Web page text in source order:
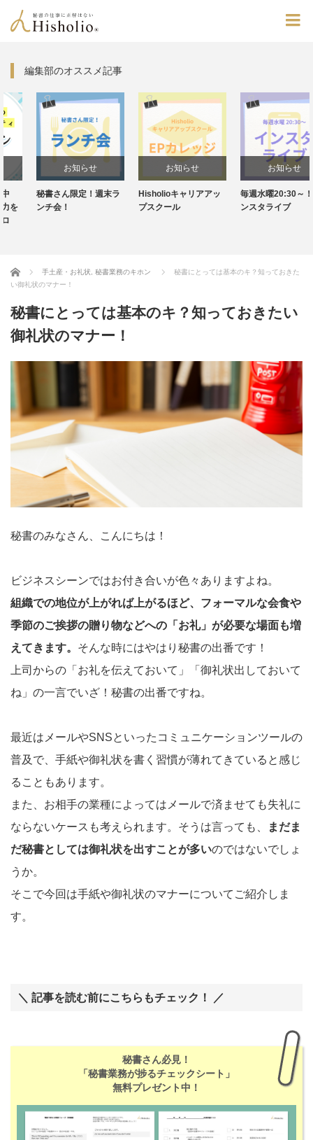
編集部のオススメ記事
お知らせ
秘書さん限定！週末ラ
ンチ会！
お知らせ
Hisholioキャリアアッ
プスクール
お知らせ
毎週水曜20:30～！イ
ンスタライブ
Home 手土産・お礼状 秘書業務のキホン
秘書にとっては基本のキ？知っておきた
い御礼状のマナー！
秘書にとっては基本のキ？知っておきたい
御礼状のマナー！
秘書のみなさん、こんにちは！
ビジネスシーンではお付き合いが色々ありますよね。
組織での地位が上がれば上がるほど、フォーマルな会食や
季節のご挨拶の贈り物などへの「お礼」が必要な場面も増
えてきます。 そんな時にはやはり秘書の出番です！
上司からの「お礼を伝えておいて」「御礼状出しておいて
ね」の一言でいざ！秘書の出番ですね。
最近はメールやSNSといったコミュニケーションツールの
普及で、手紙や御礼状を書く習慣が薄れてきていると感じ
ることもあります。
また、お相手の業種によってはメールで済ませても失礼に
ならないケースも考えられます。そうは言っても、
まだま
だ秘書としては御礼状を出すことが多いのではないでしょ
うか。
そこで今回は手紙や御礼状のマナーについてご紹介しま
す。
＼ 記事を読む前にこちらもチェック！ ／
秘書さん必見！
「秘書業務が捗るチェックシート」
無料プレゼント中！